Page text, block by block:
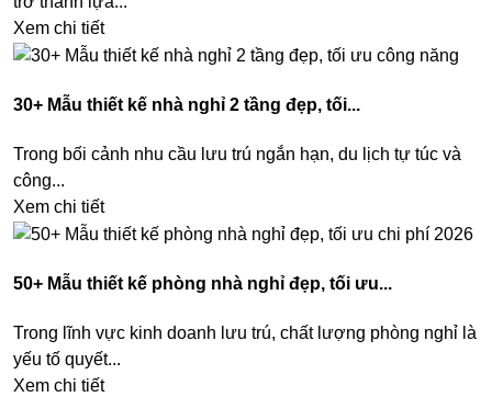
Xem chi tiết
30+ Mẫu thiết kế nhà nghỉ 2 tầng đẹp, tối...
Trong bối cảnh nhu cầu lưu trú ngắn hạn, du lịch tự túc và
công...
Xem chi tiết
50+ Mẫu thiết kế phòng nhà nghỉ đẹp, tối ưu...
Trong lĩnh vực kinh doanh lưu trú, chất lượng phòng nghỉ là
yếu tố quyết...
Xem chi tiết